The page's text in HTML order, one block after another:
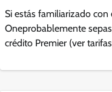
Si estás familiarizado
Oneprobablemente
crédito Premier (ver